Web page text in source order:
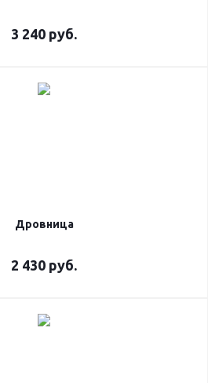
3 240 руб.
Дровница
2 430 руб.